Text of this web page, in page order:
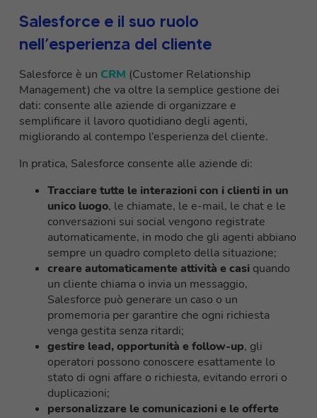
Salesforce e il suo ruolo
nell’esperienza del cliente
Salesforce è un CRM (Customer Relationship
Management) che va oltre la semplice gestione dei
dati: consente alle aziende di organizzare e
semplificare il lavoro quotidiano degli agenti,
migliorando al contempo l’esperienza del cliente.
In pratica, Salesforce consente alle aziende di:
Tracciare tutte le interazioni con i clienti in un
unico luogo, le chiamate, le e-mail, le chat e le
conversazioni sui social vengono registrate
automaticamente, in modo che gli agenti abbiano
sempre un quadro completo della situazione;
creare automaticamente attività e casi quando
un cliente chiama o invia un messaggio,
Salesforce può generare un caso o un
promemoria per garantire che ogni richiesta
venga gestita senza ritardi;
gestire lead, opportunità e follow-up, gli
operatori possono conoscere esattamente lo
stato di ogni affare o richiesta, evitando errori o
duplicazioni;
personalizzare le comunicazioni e le offerte